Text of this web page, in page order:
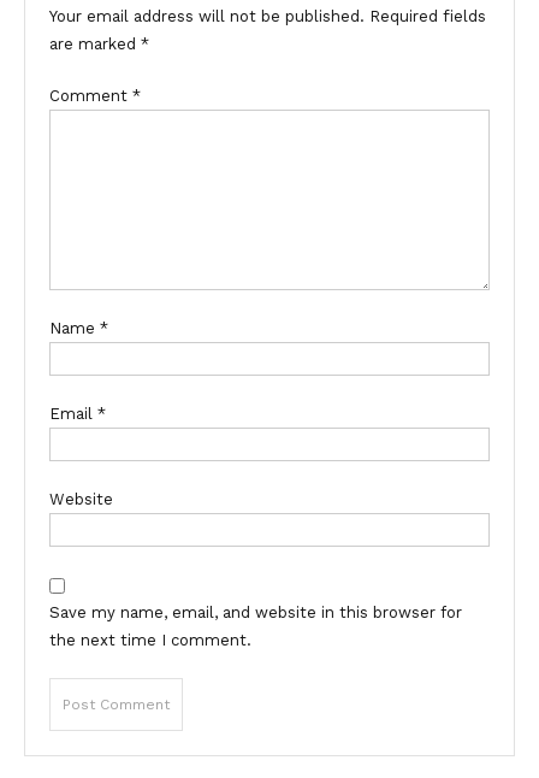
Your email address will not be published. Required fields
are marked *
Comment *
Name *
Email *
Website
Save my name, email, and website in this browser for
the next time I comment.